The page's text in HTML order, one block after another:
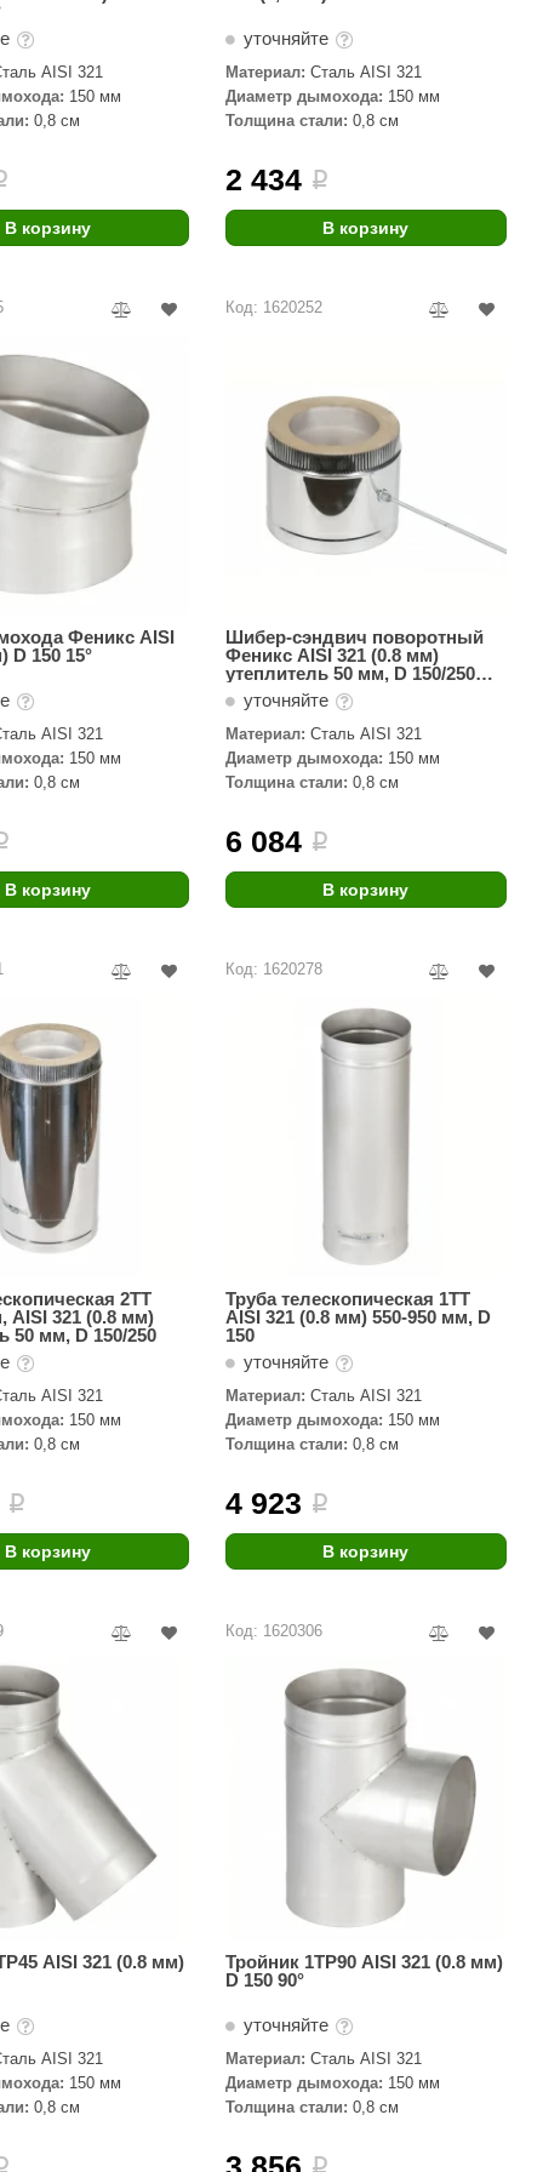
AISI 321
150 мм
0,8 см
В корзину
уточняйте
Материал: Сталь AISI 321
Диаметр дымохода: 150 мм
Толщина стали: 0,8 см
2 434 i
В корзину
Феникс AISI
D 150 15°
AISI 321
150 мм
0,8 см
В корзину
Код: 1620252
Шибер-сэндвич поворотный
Феникс AISI 321 (0.8 мм)
утеплитель 50 мм, D 150/250
уточняйте
Материал: Сталь AISI 321
Диаметр дымохода: 150 мм
Толщина стали: 0,8 см
6 084 i
В корзину
2ТТ
AISI 321 (0.8 мм)
50 мм, D 150/250
AISI 321
150 мм
0,8 см
i
В корзину
Код: 1620278
Труба телескопическая 1ТТ
AISI 321 (0.8 мм) 550-950 мм, D
150
уточняйте
Материал: Сталь AISI 321
Диаметр дымохода: 150 мм
Толщина стали: 0,8 см
4 923 i
В корзину
AISI 321 (0.8 мм)
AISI 321
150 мм
0,8 см
Код: 1620306
Тройник 1ТР90 AISI 321 (0.8 мм)
D 150 90°
уточняйте
Материал: Сталь AISI 321
Диаметр дымохода: 150 мм
Толщина стали: 0,8 см
i